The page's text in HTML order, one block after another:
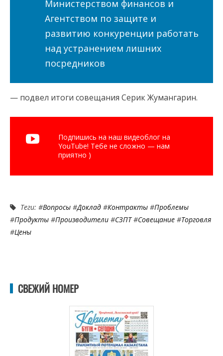
Министерством финансов и
Агентством по защите и
развитию конкуренции работать
над устранением лишних
посредников
— подвел итоги совещания Серик Жумангарин.
Подпишись на наш видеоблог на
YouTube! Тебе не сложно — нам
приятно )
Теги: #Вопросы #Доклад #Контракты #Проблемы
#Продукты #Производители #СЗПТ#Совещание #Торговля
#Цены
СВЕЖИЙ НОМЕР